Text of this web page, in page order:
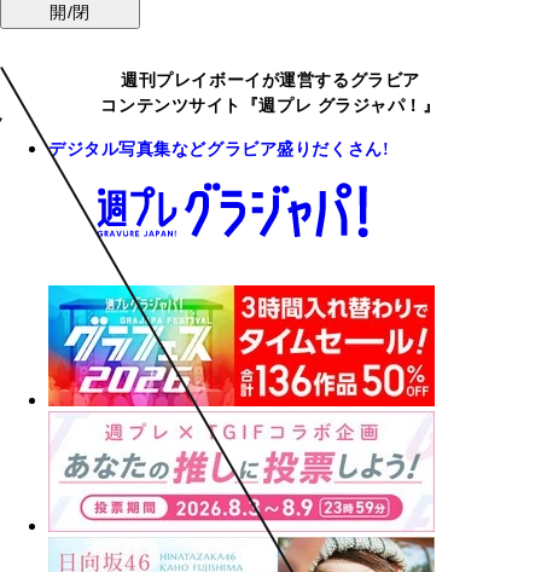
開/閉
週刊プレイボーイが運営するグラビア
コンテンツサイト『週プレ グラジャパ！』
デジタル写真集などグラビア盛りだくさん!